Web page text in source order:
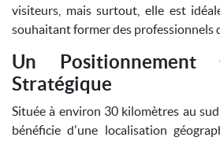
visiteurs, mais surtout, elle est
souhaitant former des professionnels
Un Positionnement
Stratégique
Située à environ 30 kilomètres au
bénéficie d'une localisation